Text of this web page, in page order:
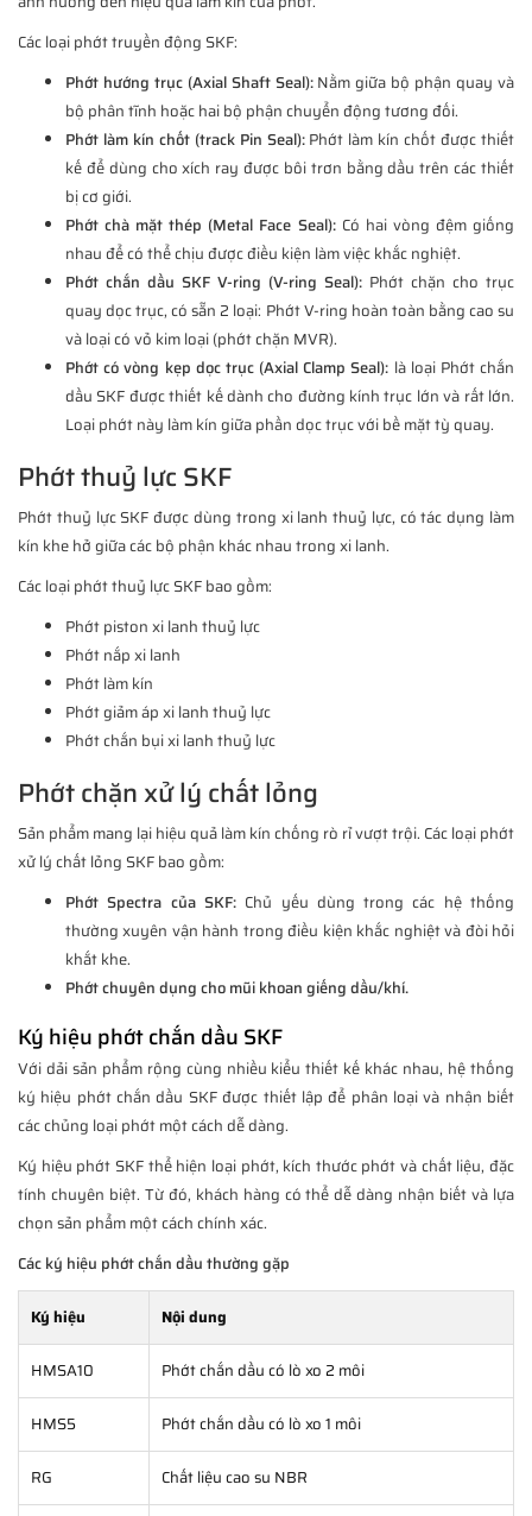
Các loại phớt truyền động SKF:
Phớt hướng trục (Axial Shaft Seal):Nằm giữa bộ phận quay và
bộ phân tĩnh hoặc hai bộ phận chuyển động tương đối.
Phớt làm kín chốt (track Pin Seal):Phớt làm kín chốt được thiết
kế để dùng cho xích ray được bôi trơn bằng dầu trên các thiết
bị cơ giới.
Phớt chà mặt thép (Metal Face Seal): Có hai vòng đệm giống
nhau để có thể chịu được điều kiện làm việc khắc nghiệt.
Phớt chắn dầu SKF V-ring (V-ring Seal): Phớt chặn cho trục
quay dọc trục, có sẵn 2 loại: Phớt V-ring hoàn toàn bằng cao su
và loại có vỏ kim loại (phớt chặn MVR).
Phớt có vòng kẹp dọc trục (Axial Clamp Seal): là loại Phớt chắn
dầu SKF được thiết kế dành cho đường kính trục lớn và rất lớn.
Loại phớt này làm kín giữa phần dọc trục với bề mặt tỳ quay.
Phớt thuỷ lực SKF
Phớt thuỷ lực SKF được dùng trong xi lanh thuỷ lực, có tác dụng làm
kín khe hở giữa các bộ phận khác nhau trong xi lanh.
Các loại phớt thuỷ lực SKF bao gồm:
Phớt piston xi lanh thuỷ lực
Phớt nắp xi lanh
Phớt làm kín
Phớt giảm áp xi lanh thuỷ lực
Phớt chắn bụi xi lanh thuỷ lực
Phớt chặn xử lý chất lỏng
Sản phẩm mang lại hiệu quả làm kín chống rò rỉ vượt trội. Các loại phớt
xử lý chất lỏng SKF bao gồm:
Phớt Spectra của SKF: Chủ yếu dùng trong các hệ thống
thường xuyên vận hành trong điều kiện khắc nghiệt và đòi hỏi
khắt khe.
Phớt chuyên dụng cho mũi khoan giếng dầu/khí.
Ký hiệu phớt chắn dầu SKF
Với dải sản phẩm rộng cùng nhiều kiểu thiết kế khác nhau, hệ thống
ký hiệu phớt chắn dầu SKF được thiết lập để phân loại và nhận biết
các chủng loại phớt một cách dễ dàng.
Ký hiệu phớt SKF thể hiện loại phớt, kích thước phớt và chất liệu, đặc
tính chuyên biệt. Từ đó, khách hàng có thể dễ dàng nhận biết và lựa
chọn sản phẩm một cách chính xác.
Các ký hiệu phớt chắn dầu thường gặp
Ký hiệu Nội dung
HMSA10 Phớt chắn dầu có lò xo 2 môi
HMS5 Phớt chắn dầu có lò xo 1 môi
RG Chất liệu cao su NBR